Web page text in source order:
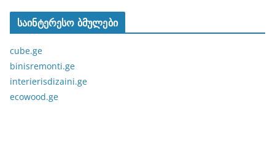
საინტერესო ბმულები
cube.ge
binisremonti.ge
interierisdizaini.ge
ecowood.ge